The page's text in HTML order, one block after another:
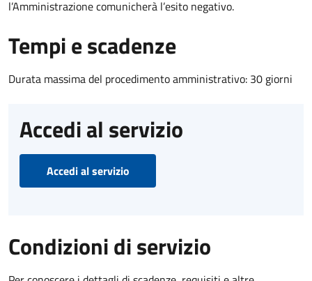
l’Amministrazione comunicherà l’esito negativo.
Tempi e scadenze
Durata massima del procedimento amministrativo: 30 giorni
Accedi al servizio
Accedi al servizio
Condizioni di servizio